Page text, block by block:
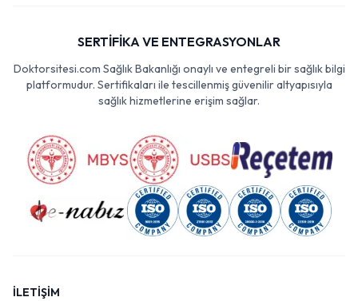
SERTİFİKA VE ENTEGRASYONLAR
Doktorsitesi.com Sağlık Bakanlığı onaylı ve entegreli bir sağlık bilgi
platformudur. Sertifikaları ile tescillenmiş güvenilir altyapısıyla
sağlık hizmetlerine erişim sağlar.
İLETİŞİM